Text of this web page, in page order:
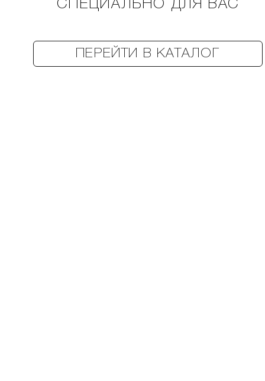
СПЕЦИАЛЬНО ДЛЯ ВАС
ПЕРЕЙТИ В КАТАЛОГ